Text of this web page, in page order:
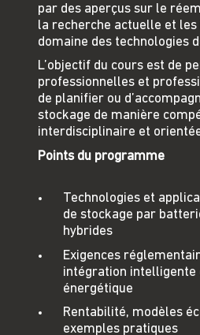
par des aperçus sur le
la recherche actuelle et les
domaine des technologies
L’objectif du cours est de
professionnelles et
de planifier ou
stockage de manière
interdisciplinaire et
Points du programme
Technologies et
de stockage par
hybrides
Exigences
intégration intelligente
énergétique
Rentabilité, modèles
exemples pratiques